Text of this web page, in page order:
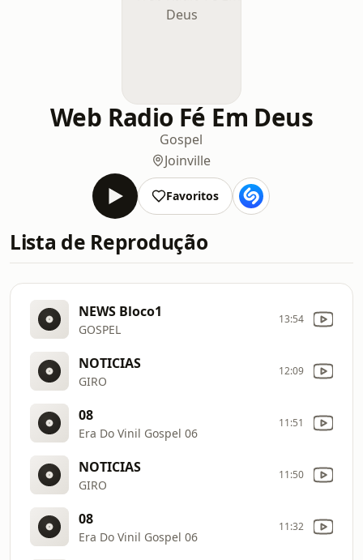
Web Radio Fé Em Deus
Gospel
Joinville
Favoritos
Lista de Reprodução
NEWS Bloco1
GOSPEL
13:54
NOTICIAS
GIRO
12:09
08
Era Do Vinil Gospel 06
11:51
NOTICIAS
GIRO
11:50
08
Era Do Vinil Gospel 06
11:32